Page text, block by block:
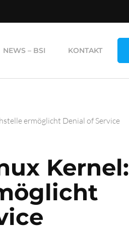
NEWS – BSI KONTAKT
ermöglicht Denial of Service
Kernel: